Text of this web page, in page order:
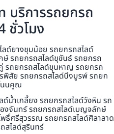
บริการรถยกรถ
ชั่วโมง
ลด์ยางชุมน้อย รถยกรถสไลด์
รถยกรถสไลด์ขุขันธ์ รถยกรถ
รถยกรถสไลด์ขุนหาญ รถยกรถ
พิสัย รถยกรถสไลด์บึงบูรพ์ รถยก
นนคูณ
น้ำเกลี้ยง รถยกรถสไลด์วังหิน รถ
งจันทร์ รถยกรถสไลด์เบญจลักษ์
ธิ์ศรีสุวรรณ รถยกรถสไลด์ศิลาลาด
สไลด์สุรินทร์